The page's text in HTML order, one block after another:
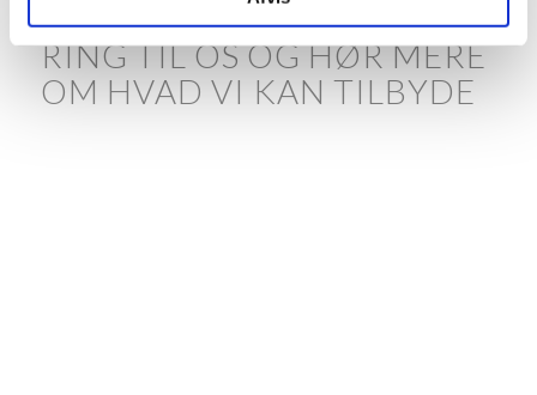
RING TIL OS OG HØR MERE
OM HVAD VI KAN TILBYDE